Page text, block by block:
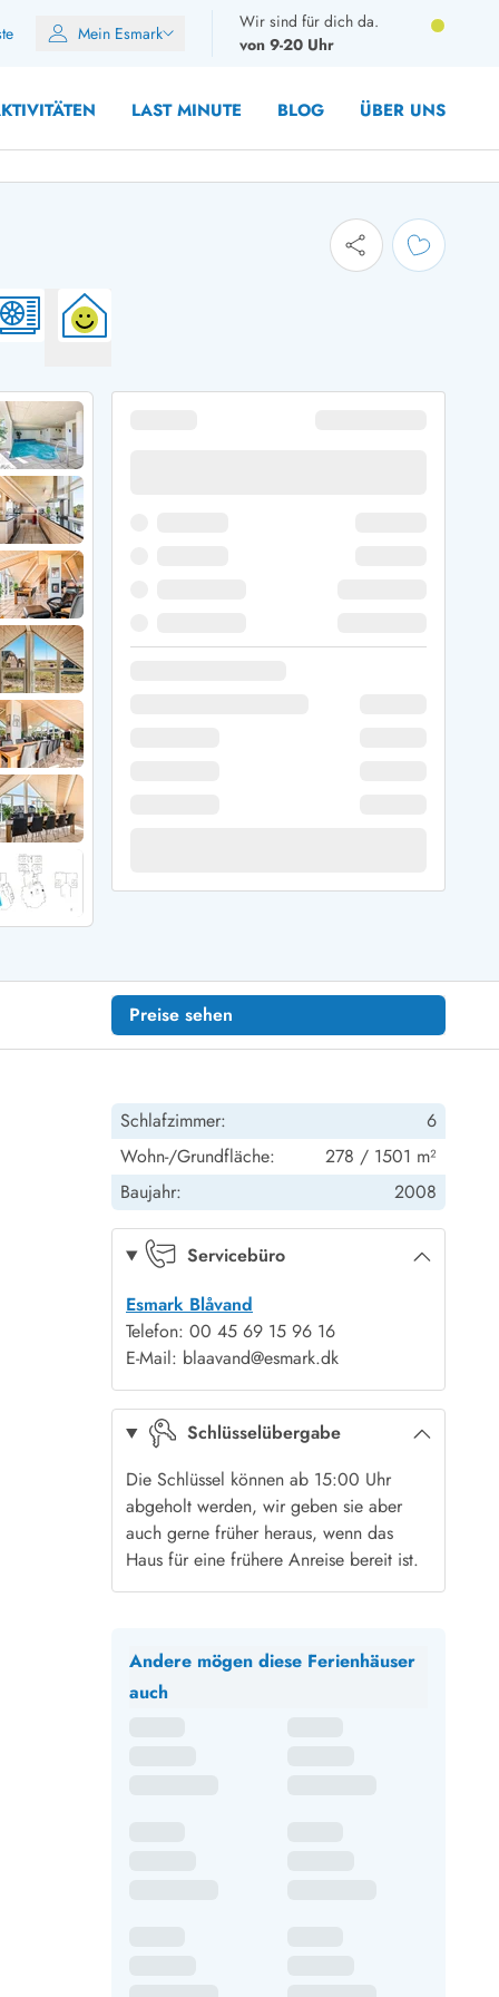
Mein Esmark
Wir sind für dich da.
von 9-20 Uhr
LAST MINUTE BLOG ÜBER UNS
Personen
Weihnachten
Silvester
Fjord
Klit
Strand
Husby
Preise sehen
Schlafzimmer:
6
Wohn-/Grundfläche:
278 / 1501 m²
Baujahr:
2008
Servicebüro
Esmark Blåvand
Telefon: 00 45 69 15 96 16
E-Mail: blaavand@esmark.dk
Schlüsselübergabe
Die Schlüssel können ab 15:00 Uhr
abgeholt werden, wir geben sie aber
auch gerne früher heraus, wenn das
Haus für eine frühere Anreise bereit ist.
Andere mögen diese Ferienhäuser
auch